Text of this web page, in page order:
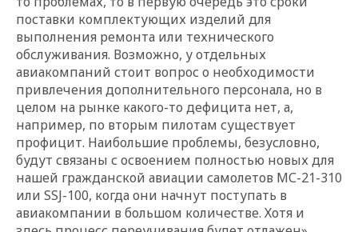
поставки комплектующих изделий для
выполнения ремонта или технического
обслуживания. Возможно, у отдельных
авиакомпаний стоит вопрос о необходимости
привлечения дополнительного персонала, но в
целом на рынке какого-то дефицита нет, а,
например, по вторым пилотам существует
профицит. Наибольшие проблемы, безусловно,
будут связаны с освоением полностью новых для
нашей гражданской авиации самолетов МС-21-310
или SSJ-100, когда они начнут поступать в
авиакомпании в большом количестве. Хотя и